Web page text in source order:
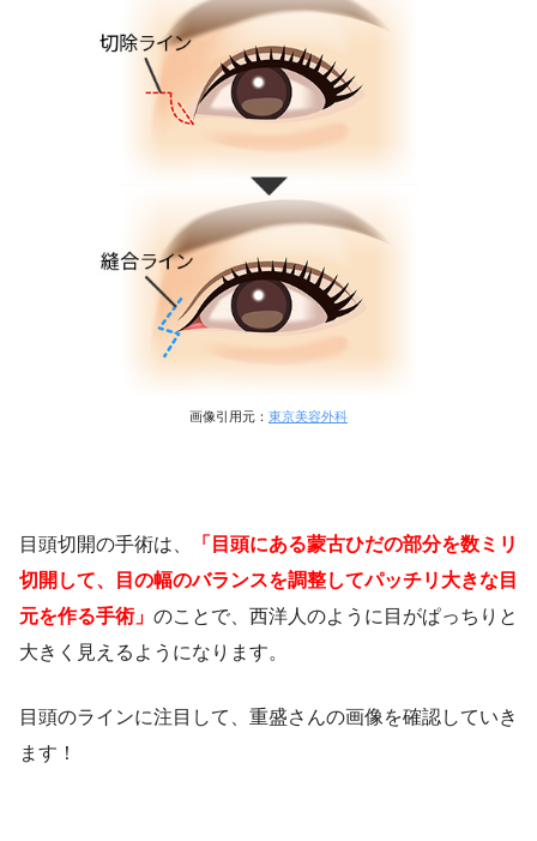
画像引用元： 東京美容外科
目頭切開の手術は、
「目頭にある蒙古ひだの部分を数ミリ
切開して、目の幅のバランスを調整してパッチリ大きな目
元を作る手術」 のことで、西洋人のように目がぱっちりと
大きく見えるようになります。
目頭のラインに注目して、重盛さんの画像を確認していき
ます！